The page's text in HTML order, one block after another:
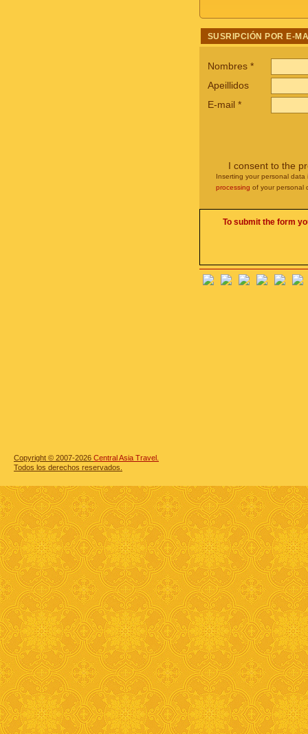
SUSRIPCIÓN POR E-
Nombres *
Apeillidos
E-mail *
I consent to the
Inserting your personal
processing of your personal
To submit the form
Copyright © 2007-2026 Central Asia Travel.
Todos los derechos reservados.